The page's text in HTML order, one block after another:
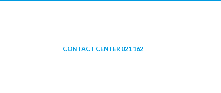
CONTACT CENTER 021 162